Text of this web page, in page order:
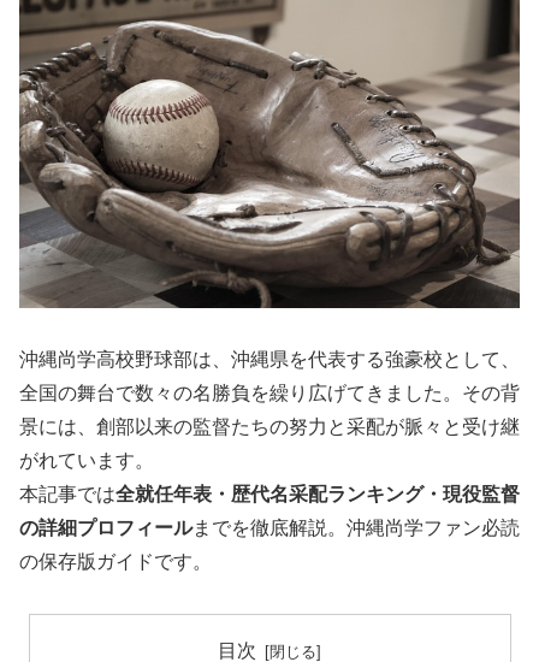
沖縄尚学高校野球部は、沖縄県を代表する強豪校として、
全国の舞台で数々の名勝負を繰り広げてきました。その背
景には、創部以来の監督たちの努力と采配が脈々と受け継
がれています。
本記事では全就任年表・歴代名采配ランキング・現役監督
の詳細プロフィールまでを徹底解説。沖縄尚学ファン必読
の保存版ガイドです。
目次